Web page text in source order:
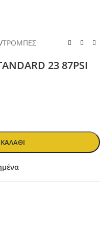
/ΤΡΟΜΠΕΣ
23 87PSI